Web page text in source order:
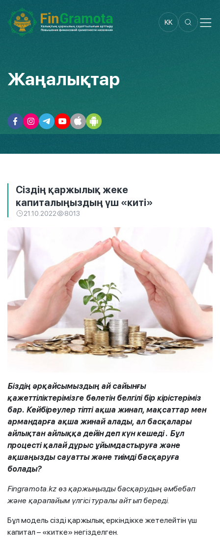
KK
Жаңалықтар
Сіздің қаржылық жеке
капиталыңыздың үш «киті»
21.10.2022 8013
Біздің әрқайсымыздың ай сайынғы
қажеттіліктерімізге бөлетін белгілі бір кірістеріміз
бар. Кейбіреулер тіпті ақша жинап, мақсаттар мен
армандарға ақша жинай алады, ал басқалары
айлықтан айлыққадейіндеп күн кешеді . Бұл
процесті қалай дұрыс ұйымдастыруға және
ақшаңызды сауатты және тиімді басқаруға
болады?
Fingramota.kz өз қаржыңызды басқарудың әмбебап
және қарапайым үлгісі туралы айтып береді.
Бұл модель сізді қаржылық еркіндікке жетелейтін үш
капитал – «китке» негізделген.